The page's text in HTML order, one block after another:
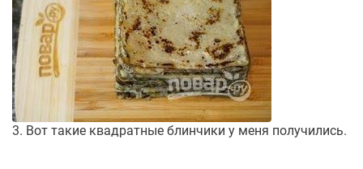
3. Вот такие квадратные блинчики у меня получились.